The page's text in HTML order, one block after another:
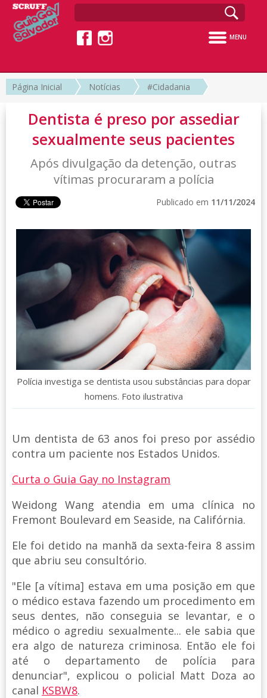
MENU
Página Inicial Notícias #Cidadania
Dentista é preso por assediar
sexualmente seus pacientes
Após divulgação da detenção, outras
vítimas procuraram a polícia
Publicado em 11/11/2024
Polícia investiga se dentista usou substâncias para dopar
homens. Foto ilustrativa
Um dentista de 63 anos foi preso por assédio
contra um paciente nos Estados Unidos.
Curta o Guia Gay no Instagram
Weidong Wang atendia em uma clínica no
Fremont Boulevard em Seaside, na Califórnia.
Ele foi detido na manhã da sexta-feira 8 assim
que abriu seu consultório.
"Ele [a vítima] estava em uma posição em que
o médico estava fazendo um procedimento em
seus dentes, não conseguia se levantar, e o
médico o agrediu sexualmente... ele sabia que
era algo de natureza criminosa. Então ele foi
até o departamento de polícia para
denunciar", explicou o policial Matt Doza ao
canal KSBW8.